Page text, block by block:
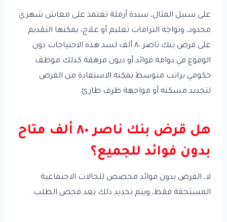
على سبيل المثال، سيدة أرملة تعتمد على معاش شهري
محدود، وتواجه التزامات تعليم أو علاج، يمكنها التقديم
على قرض بنك ناصر ٨٠ ألف لسد هذه الاحتياجات دون
الوقوع في دوامة فوائد أو ديون مرهقة كذلك موظف
حكومي براتب متوسط يمكنه الاستفادة من القرض
لتجديد مسكنه أو مواجهة ظرف طارئ.
هل قرض بنك ناصر ٨٠ ألف متاح
بدون فوائد للجميع؟
لا، القرض بدون فوائد مخصص للحالات الاجتماعية
المستحقة فقط، ويتم تحديد ذلك بعد فحص الطلب.